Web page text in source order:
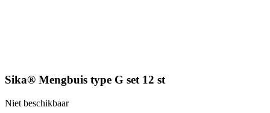
Sika® Mengbuis type G set 12 st
Niet beschikbaar